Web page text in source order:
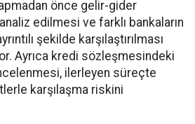
önce gelir-gider
edilmesi ve farklı bankaların
şekilde karşılaştırılması
Ayrıca kredi sözleşmesindeki
ilerleyen süreçte
karşılaşma riskini